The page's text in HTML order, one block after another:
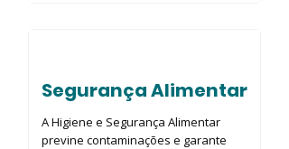
Segurança Alimentar
A Higiene e Segurança Alimentar
previne contaminações e garante